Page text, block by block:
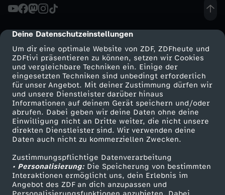
cmp-dialog-description
Deine Datenschutzeinstellungen
Um dir eine optimale Website von ZDF, ZDFheute und
ZDFtivi präsentieren zu können, setzen wir Cookies
und vergleichbare Techniken ein. Einige der
eingesetzten Techniken sind unbedingt erforderlich
für unser Angebot. Mit deiner Zustimmung dürfen wir
und unsere Dienstleister darüber hinaus
Informationen auf deinem Gerät speichern und/oder
abrufen. Dabei geben wir deine Daten ohne deine
Einwilligung nicht an Dritte weiter, die nicht unsere
direkten Dienstleister sind. Wir verwenden deine
Daten auch nicht zu kommerziellen Zwecken.
Zustimmungspflichtige Datenverarbeitung
• Personalisierung:Die Speicherung von bestimmten
Interaktionen ermöglicht uns, dein Erlebnis im
Angebot des ZDF an dich anzupassen und
e
K
a
c
k
P
r
o
Mehr ZDF
ZDF-Apps
Smart TV
ZDFtext
Livestreams
Sendungen A-Z
TV-Programm
Service
ZDFmitreden
Kontakt zum ZDF
Tickets
Zuschauerservice
Hilfe